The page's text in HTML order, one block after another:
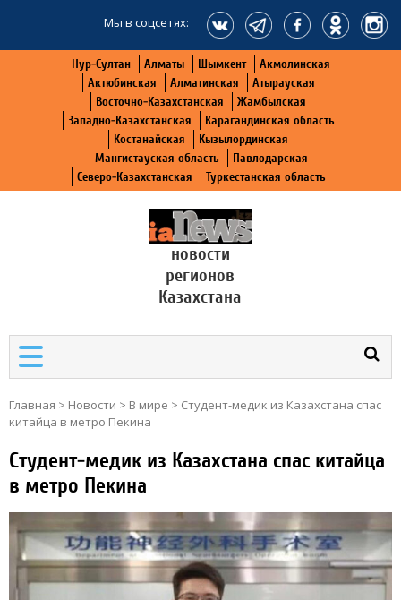
Мы в соцсетях:
Нур-Султан Алматы Шымкент
Акмолинская
Актюбинская
Алматинская
Атырауская
Восточно-Казахстанская
Жамбылская
Западно-Казахстанская
Карагандинская область
Костанайская
Кызылординская
Мангистауская область
Павлодарская
Северо-Казахстанская
Туркестанская область
новости
регионов
Казахстана
Главная > Новости > В мире > Cтудент-медик из Казахстана спас
китайца в метро Пекина
Cтудент-медик из Казахстана спас китайца
в метро Пекина